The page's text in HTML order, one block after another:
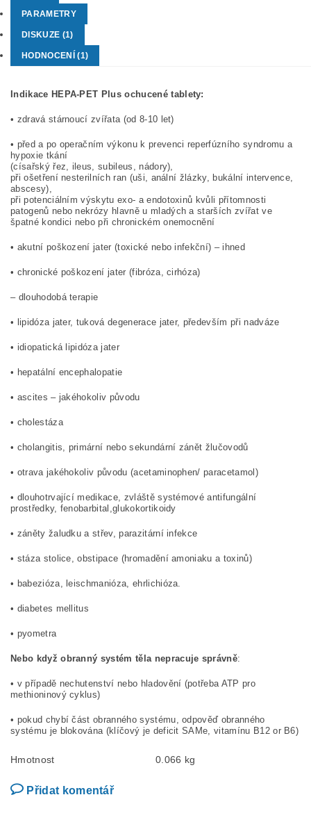
PARAMETRY
DISKUZE (1)
HODNOCENÍ (1)
Indikace HEPA-PET Plus ochucené tablety:
• zdravá stárnoucí zvířata (od 8-10 let)
• před a po operačním výkonu k prevenci reperfúzního syndromu a
hypoxie tkání
(císařský řez, ileus, subileus, nádory),
při ošetření nesterilních ran (uši, anální žlázky, bukální intervence,
abscesy),
při potenciálním výskytu exo- a endotoxinů kvůli přítomnosti
patogenů nebo nekrózy hlavně u mladých a starších zvířat ve
špatné kondici nebo při chronickém onemocnění
• akutní poškození jater (toxické nebo infekční) – ihned
• chronické poškození jater (fibróza, cirhóza)
– dlouhodobá terapie
• lipidóza jater, tuková degenerace jater, především při nadváze
• idiopatická lipidóza jater
• hepatální encephalopatie
• ascites – jakéhokoliv původu
• cholestáza
• cholangitis, primární nebo sekundární zánět žlučovodů
• otrava jakéhokoliv původu (acetaminophen/ paracetamol)
• dlouhotrvající medikace, zvláště systémové antifungální
prostředky, fenobarbital,glukokortikoidy
• záněty žaludku a střev, parazitární infekce
• stáza stolice, obstipace (hromadění amoniaku a toxinů)
• babezióza, leischmanióza, ehrlichióza.
• diabetes mellitus
• pyometra
Nebo když obranný systém těla nepracuje správně:
• v případě nechutenství nebo hladovění (potřeba ATP pro
methioninový cyklus)
• pokud chybí část obranného systému, odpověď obranného
systému je blokována (klíčový je deficit SAMe, vitamínu B12 or B6)
Hmotnost 0.066 kg
Přidat komentář